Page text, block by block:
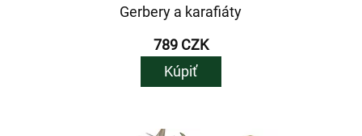
Gerbery a karafiáty
789 CZK
Kúpiť